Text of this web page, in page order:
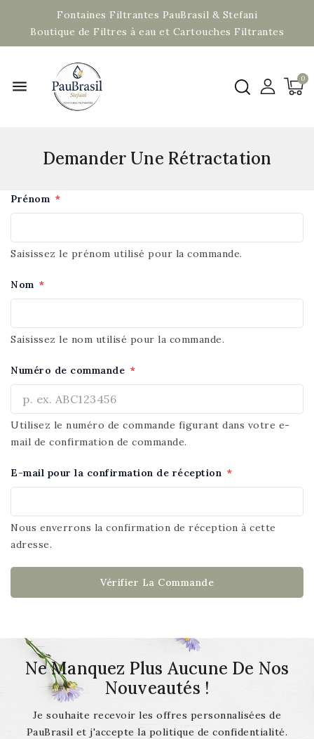
Fontaines Filtrantes PauBrasil & Stefani
Boutique de Filtres à eau et Cartouches Filtrantes
menu
Demander Une Rétractation
Prénom *
Saisissez le prénom utilisé pour la commande.
Nom *
Saisissez le nom utilisé pour la commande.
Numéro de commande *
Utilisez le numéro de commande figurant dans votre e-
mail de confirmation de commande.
E-mail pour la confirmation de réception *
Nous enverrons la confirmation de réception à cette
adresse.
Vérifier La Commande
Ne Manquez Plus Aucune De Nos
Nouveautés !
Je souhaite recevoir les offres personnalisées de
PauBrasil et j'accepte la politique de confidentialité.